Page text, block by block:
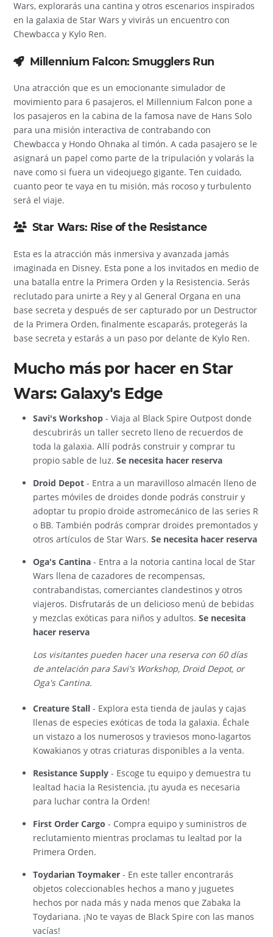
Wars, explorarás una cantina y otros escenarios inspirados
en la galaxia de Star Wars y vivirás un encuentro con
Chewbacca y Kylo Ren.
Millennium Falcon: Smugglers Run
Una atracción que es un emocionante simulador de
movimiento para 6 pasajeros, el Millennium Falcon pone a
los pasajeros en la cabina de la famosa nave de Hans Solo
para una misión interactiva de contrabando con
Chewbacca y Hondo Ohnaka al timón. A cada pasajero se le
asignará un papel como parte de la tripulación y volarás la
nave como si fuera un videojuego gigante. Ten cuidado,
cuanto peor te vaya en tu misión, más rocoso y turbulento
será el viaje.
Star Wars: Rise of the Resistance
Esta es la atracción más inmersiva y avanzada jamás
imaginada en Disney. Esta pone a los invitados en medio de
una batalla entre la Primera Orden y la Resistencia. Serás
reclutado para unirte a Rey y al General Organa en una
base secreta y después de ser capturado por un Destructor
de la Primera Orden, finalmente escaparás, protegerás la
base secreta y estarás a un paso por delante de Kylo Ren.
Mucho más por hacer en Star
Wars: Galaxy's Edge
Savi's Workshop - Viaja al Black Spire Outpost donde
descubrirás un taller secreto lleno de recuerdos de
toda la galaxia. Allí podrás construir y comprar tu
propio sable de luz.Se necesita hacer reserva
Droid Depot - Entra a un maravilloso almacén lleno de
partes móviles de droides donde podrás construir y
adoptar tu propio droide astromecánico de las series R
o BB. También podrás comprar droides premontados y
otros artículos de Star Wars.Se necesita hacer reserva
Oga's Cantina - Entra a la notoria cantina local de Star
Wars llena de cazadores de recompensas,
contrabandistas, comerciantes clandestinos y otros
viajeros. Disfrutarás de un delicioso menú de bebidas
y mezclas exóticas para niños y adultos.Se necesita
hacer reserva
Los visitantes pueden hacer una reserva con 60 días
de antelación para Savi's Workshop, Droid Depot, or
Oga's Cantina.
Creature Stall - Explora esta tienda de jaulas y cajas
llenas de especies exóticas de toda la galaxia. Échale
un vistazo a los numerosos y traviesos mono-lagartos
Kowakianos y otras criaturas disponibles a la venta.
Resistance Supply - Escoge tu equipo y demuestra tu
lealtad hacia la Resistencia, ¡tu ayuda es necesaria
para luchar contra la Orden!
First Order Cargo - Compra equipo y suministros de
reclutamiento mientras proclamas tu lealtad por la
Primera Orden.
Toydarian Toymaker - En este taller encontrarás
objetos coleccionables hechos a mano y juguetes
hechos por nada más y nada menos que Zabaka la
Toydariana. ¡No te vayas de Black Spire con las manos
vacías!